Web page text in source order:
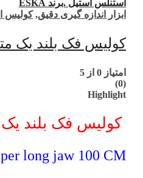
ابزار اندازه گیری دقیق,کولیس
کولیس فک بلند یک
امتیاز 0 از 5
(0)
Highlight
کولیس فک بلند یک
long jaw 100 CM